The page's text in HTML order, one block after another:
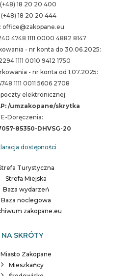
18 20 20 400
(+48) 18 20 20 444
office@zakopane.eu
4748 1111 0000 4882 8147
- nr konta do 30.06.2025:
1111 0010 9412 1750
- nr konta od 1.07.2025:
1111 0011 5606 2708
elektronicznej:
/umzakopane/skrytka
E-Doręczenia:
85350-DHVSG-20
dostępności
Turystyczna
Strefa Miejska
Baza wydarzeń
Baza noclegowa
zakopane.eu
NA SKRÓTY
Miasto Zakopane
Mieszkańcy